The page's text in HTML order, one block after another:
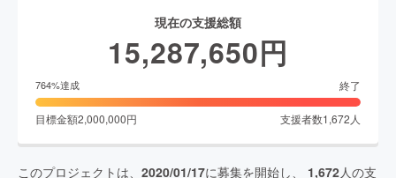
現在の支援総額
15,287,650円
764%達成 終了
目標金額2,000,000円 支援者数1,672 人
このプロジェクトは、 2020/01/17に募集を開始し、 1,672人の支